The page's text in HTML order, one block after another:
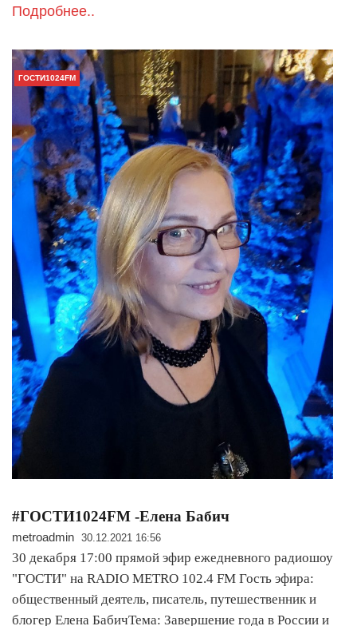
Подробнее..
ГОСТИ1024FM
#ГОСТИ1024FM -Елена Бабич
metroadmin 30.12.2021 16:56
30 декабря 17:00 прямой эфир ежедневного радиошоу
"ГОСТИ" на RADIO METRO 102.4 FM Гость эфира:
общественный деятель, писатель, путешественник и
блогер Елена БабичТема: Завершение года в России и